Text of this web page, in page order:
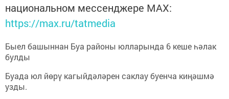
национальном мессенджере MАХ:
https://max.ru/tatmedia
Быел башыннан Буа районы юлларында 6 кеше һәлак
булды
Буада юл йөрү кагыйдәләрен саклау буенча киңәшмә
узды.